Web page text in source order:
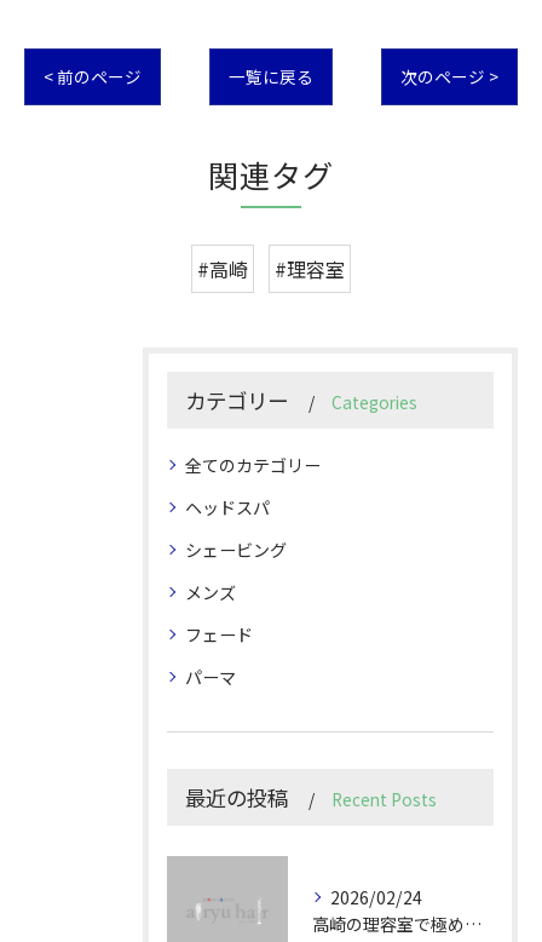
< 前のページ 一覧に戻る 次のページ >
関連タグ
#高崎 #理容室
カテゴリー Categories
全てのカテゴリー
ヘッドスパ
シェービング
メンズ
フェード
パーマ
最近の投稿 Recent Posts
2026/02/24
高崎の理容室で極めるメンズカット技術